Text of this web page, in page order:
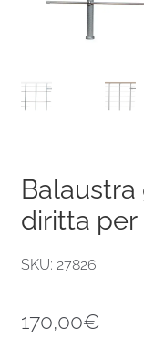
diritta per
SKU: 27826
170,00€